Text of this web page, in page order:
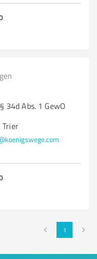
34d Abs. 1 GewO
Trier
1